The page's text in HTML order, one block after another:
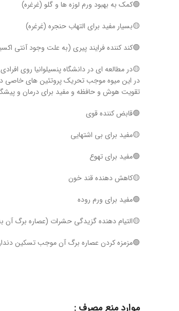
🟢کمک به بهبود ورم لوزه ها و گلو (غرغره)
🟡بسیار مفید برای التهاب حنجره (غرغره)
🟢کند کننده فرایند پیری (به علت وجود آنتی
در این میوه موجب تحریک پروتئین های خاصی در
تقویت هوش و حافظه و مفید برای درمان و
🟢قابض کننده قوی
🟡مفید برای بی اشتهایی
🟢مفید برای تهوع
🟡کاهش دهنده قند خون
🟢مفید برای ورم روده
🟡التیام دهنده گزیدگی حشرات (عصاره برگ
🟢مزمزه کردن عصاره برگ آن موجب تسکین
موارد منع مصرف :